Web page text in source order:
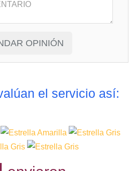
el servicio así: